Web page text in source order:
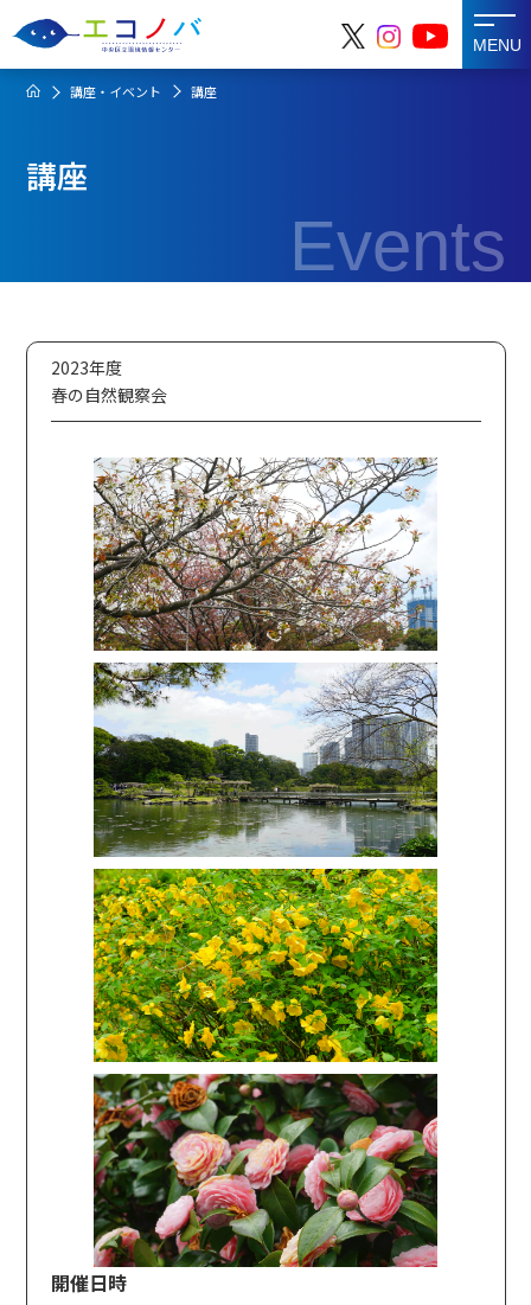
MENU
講座・イベント 講座
講座
Events
2023年度
春の自然観察会
開催日時